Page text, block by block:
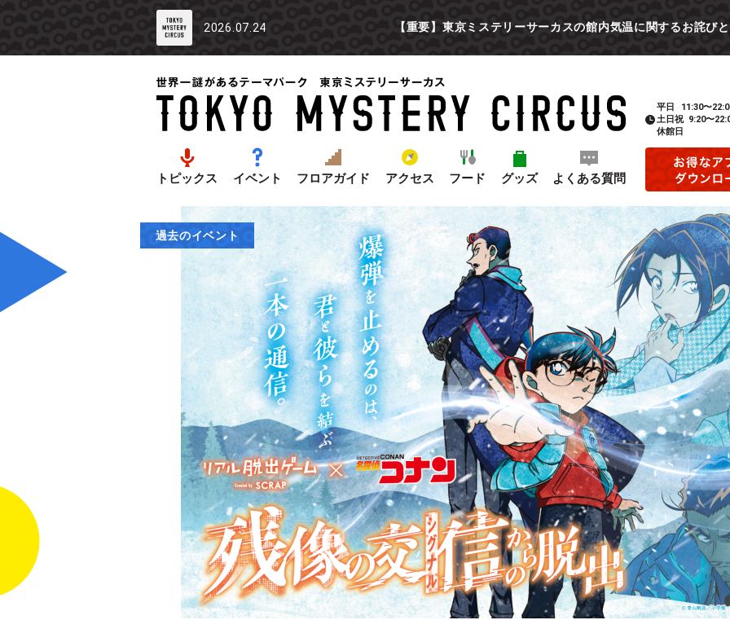
2026.07.24 【重要】東京ミステリーサーカスの館内気温に関するお詫び
トピックス イベント フロアガイド アクセス フード グッズ よくある質問
平日
11:30〜
土日祝 9:20〜
休館日
過去のイベント